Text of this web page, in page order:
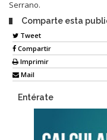
Serrano.
Comparte esta
Tweet
Compartir
Imprimir
Mail
Entérate